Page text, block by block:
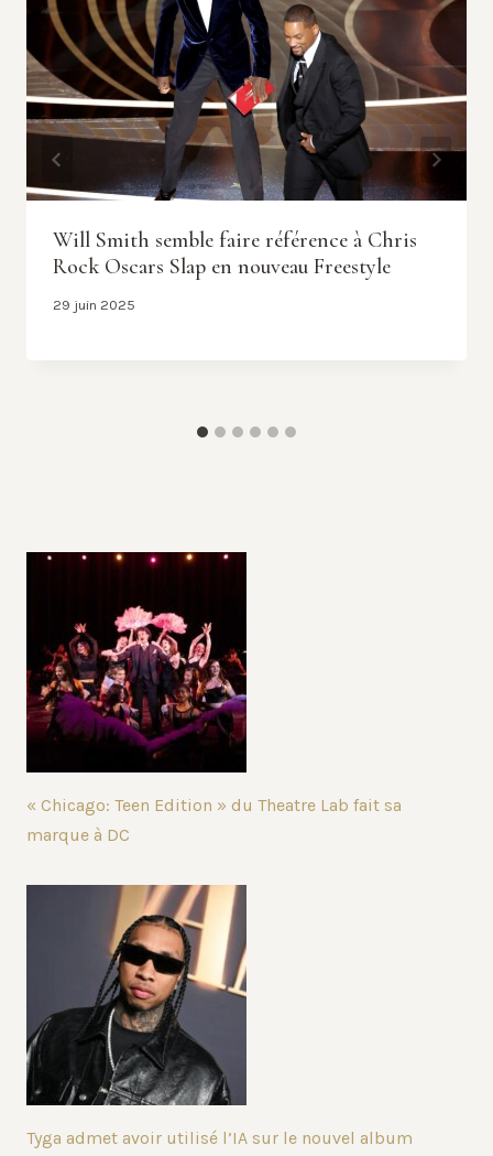
Will Smith semble faire référence à Chris
Rock Oscars Slap en nouveau Freestyle
29 juin 2025
« Chicago: Teen Edition » du Theatre Lab fait sa
marque à DC
Tyga admet avoir utilisé l’IA sur le nouvel album